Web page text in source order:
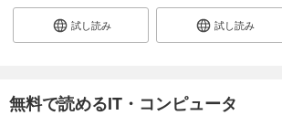
試し読み 試し読み
無料で読めるIT・コンピュータ